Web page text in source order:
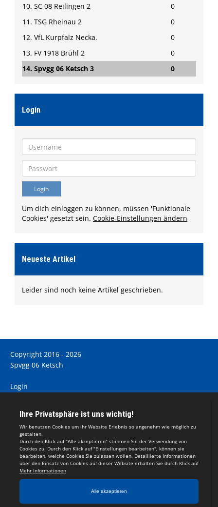
10. SC 08 Reilingen 2
0
11. TSG Rheinau 2
0
12. VfL Kurpfalz Necka.
0
13. FV 1918 Brühl 2
0
14. Spvgg 06 Ketsch 3
0
Login
Um dich einloggen zu können, müssen 'Funktionale
Cookies' gesetzt sein. Cookie-Einstellungen ändern
Neueste Artikel
Leider sind noch keine Artikel geschrieben.
Copyright 2016 - 2026
Spvgg 06 Ketsch
Login
Impressum
Teamsports 2
Dein Sportverein online